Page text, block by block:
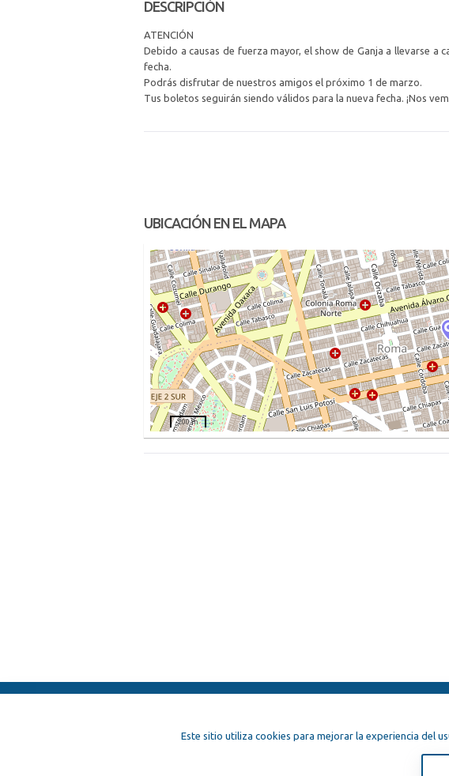
DESCRIPCIÓN
ATENCIÓN
Debido a causas de fuerza mayor, el show de Ganja a llevarse a
fecha.
Podrás disfrutar de nuestros amigos el próximo 1 de marzo.
Tus boletos seguirán siendo válidos para la nueva fecha. ¡Nos
UBICACIÓN EN EL MAPA
200 m
Este sitio utiliza cookies para mejorar la experiencia del